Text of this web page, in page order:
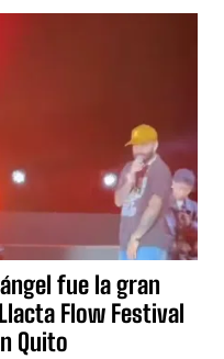
fue la gran
Flow Festival
Quito